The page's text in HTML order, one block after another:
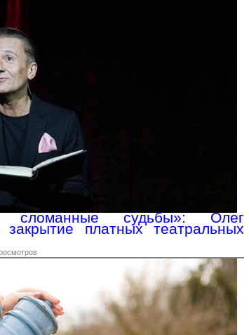
сломанные судьбы»: Олег
платных театральных